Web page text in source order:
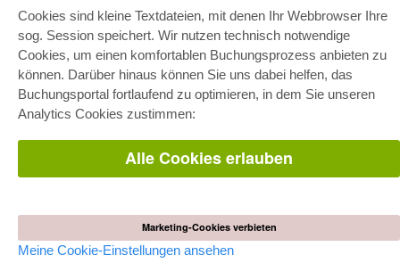
Cookies sind kleine Textdateien, mit denen Ihr Webbrowser Ihre
sog. Session speichert. Wir nutzen technisch notwendige
Cookies, um einen komfortablen Buchungsprozess anbieten zu
können. Darüber hinaus können Sie uns dabei helfen, das
Buchungsportal fortlaufend zu optimieren, in dem Sie unseren
Analytics Cookies zustimmen:
Alle Cookies erlauben
Marketing-Cookies verbieten
Meine Cookie-Einstellungen ansehen
E-COLLECTION
Gesamtpaket
Pick & Choose
AGB